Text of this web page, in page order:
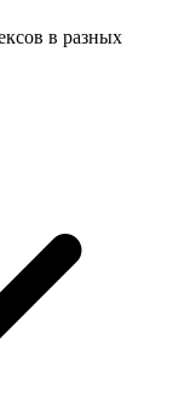
в разных